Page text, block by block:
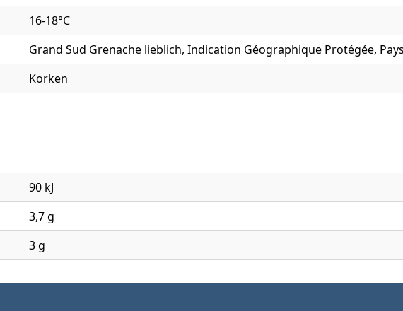
16-18°C
Grand Sud Grenache lieblich, Indication Géographique Protégée,
Korken
90 kJ
3,7 g
3 g